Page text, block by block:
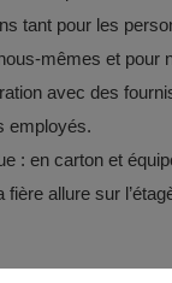
tant pour les
mêmes et
avec des
employés.
: en carton et
allure sur